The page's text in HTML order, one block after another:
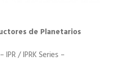
de Planetarios
– IPR / IPRK Series –